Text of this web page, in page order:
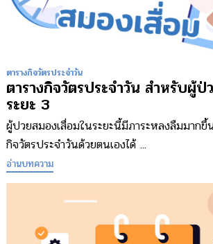
ตารางกิจวัตรประจำวัน
ตารางกิจวัตรประจำวัน สำหรับผู้ป่
ระยะ 3
ผู้ปวยสมองเสื่อมในระยะนี้มีภาระหลงลืมมาก
กิจวัตรประจำวันด้วยตนเองได้ ...
อ่านบทความ